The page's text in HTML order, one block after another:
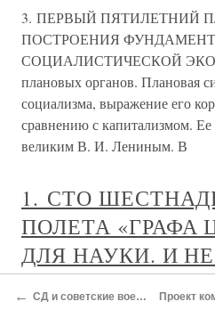
3. ПЕРВЫЙ ПЯТИЛЕТНИЙ
ПОСТРОЕНИЯ
СОЦИАЛИСТИЧЕСКОЙ
плановых органов. Плановая
социализма, выражение его
сравнению с капитализмом.
великим В. И. Лениным. В
1. СТО
ПОЛЕТА «ГРАФА
ДЛЯ НАУКИ. И
1. СТО ШЕСТНАДЦАТЬ
← СД и советские военнопленные